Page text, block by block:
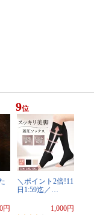
円
9位
＼ポイント2倍!11
日1:59迄／…
1,000円